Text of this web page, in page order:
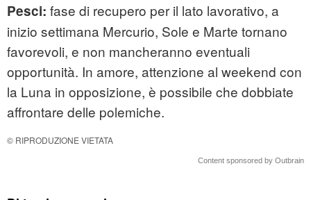
Pesci: fase di recupero per il lato lavorativo, a
inizio settimana Mercurio, Sole e Marte tornano
favorevoli, e non mancheranno eventuali
opportunità. In amore, attenzione al weekend con
la Luna in opposizione, è possibile che dobbiate
affrontare delle polemiche.
© RIPRODUZIONE VIETATA
Content sponsored by Outbrain